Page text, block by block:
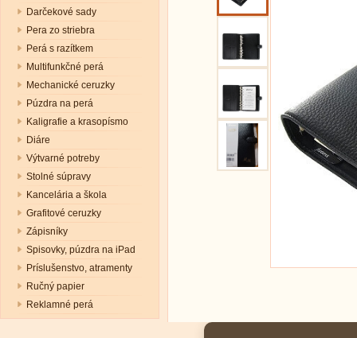
Darčekové sady
Pera zo striebra
Perá s razítkem
Multifunkčné perá
Mechanické ceruzky
Púzdra na perá
Kaligrafie a krasopísmo
Diáre
Výtvarné potreby
Stolné súpravy
Kancelária a škola
Grafitové ceruzky
Zápisníky
Spisovky, púzdra na iPad
Príslušenstvo, atramenty
Ručný papier
Reklamné perá